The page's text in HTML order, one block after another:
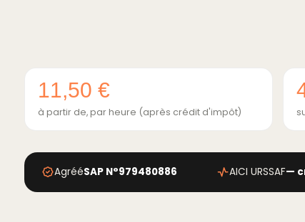
11,50 €
à partir de, par heure (après crédit d'impôt)
AgrééSAP N°979480886 AICI URSSAF—